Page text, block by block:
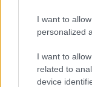
I want to
personalized
I want to
related to
device
Ajánlott